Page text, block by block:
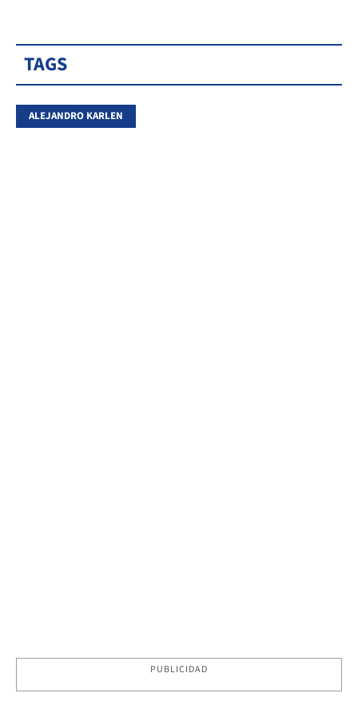
TAGS
ALEJANDRO KARLEN
PUBLICIDAD